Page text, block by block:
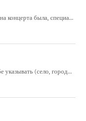
концерта была, специа...
указывать (село, город...